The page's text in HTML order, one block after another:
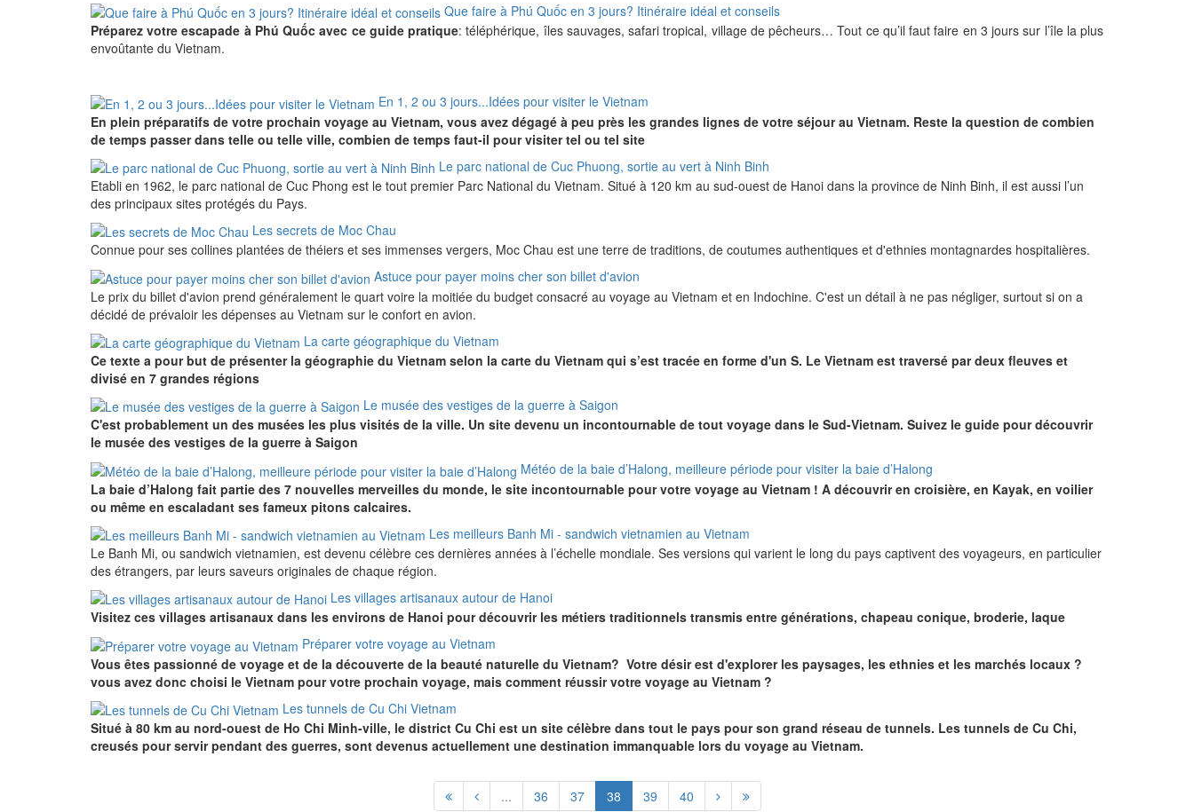
Que faire à Phú Quốc en 3 jours? Itinéraire idéal et conseils
Préparez votre escapade à Phú Quốc avec ce guide pratique: téléphérique, îles sauvages, safari tropical, village de pêcheurs… Tout ce qu’il faut faire en 3 jours sur l’île la plus
envoûtante du Vietnam.
En 1, 2 ou 3 jours...Idées pour visiter le Vietnam
En plein préparatifs de votre prochain voyage au Vietnam, vous avez dégagé à peu près les grandes lignes de votre séjour au Vietnam. Reste la question de combien
de temps passer dans telle ou telle ville, combien de temps faut-il pour visiter tel ou tel site
Le parc national de Cuc Phuong, sortie au vert à Ninh Binh
Etabli en 1962, le parc national de Cuc Phong est le tout premier Parc National du Vietnam. Situé à 120 km au sud-ouest de Hanoi dans la province de Ninh Binh, il est aussi l’un
des principaux sites protégés du Pays.
Les secrets de Moc Chau
Connue pour ses collines plantées de théiers et ses immenses vergers, Moc Chau est une terre de traditions, de coutumes authentiques et d'ethnies montagnardes hospitalières.
Astuce pour payer moins cher son billet d'avion
Le prix du billet d'avion prend généralement le quart voire la moitiée du budget consacré au voyage au Vietnam et en Indochine. C'est un détail à ne pas négliger, surtout si on a
décidé de prévaloir les dépenses au Vietnam sur le confort en avion.
La carte géographique du Vietnam
Ce texte a pour but de présenter la géographie du Vietnam selon la carte du Vietnam qui s’est tracée en forme d'un S. Le Vietnam est traversé par deux fleuves et
divisé en 7 grandes régions
Le musée des vestiges de la guerre à Saigon
C'est probablement un des musées les plus visités de la ville. Un site devenu un incontournable de tout voyage dans le Sud-Vietnam. Suivez le guide pour découvrir
le musée des vestiges de la guerre à Saigon
Météo de la baie d’Halong, meilleure période pour visiter la baie d’Halong
La baie d’Halong fait partie des 7 nouvelles merveilles du monde, le site incontournable pour votre voyage au Vietnam ! A découvrir en croisière, en Kayak, en voilier
ou même en escaladant ses fameux pitons calcaires.
Les meilleurs Banh Mi - sandwich vietnamien au Vietnam
Le Banh Mi, ou sandwich vietnamien, est devenu célèbre ces dernières années à l’échelle mondiale. Ses versions qui varient le long du pays captivent des voyageurs, en particulier
des étrangers, par leurs saveurs originales de chaque région.
Les villages artisanaux autour de Hanoi
Visitez ces villages artisanaux dans les environs de Hanoi pour découvrir les métiers traditionnels transmis entre générations, chapeau conique, broderie, laque
Préparer votre voyage au Vietnam
Vous êtes passionné de voyage et de la découverte de la beauté naturelle du Vietnam? Votre désir est d'explorer les paysages, les ethnies et les marchés locaux ?
vous avez donc choisi le Vietnam pour votre prochain voyage, mais comment réussir votre voyage au Vietnam ?
Les tunnels de Cu Chi Vietnam
Situé à 80 km au nord-ouest de Ho Chi Minh-ville, le district Cu Chi est un site célèbre dans tout le pays pour son grand réseau de tunnels. Les tunnels de Cu Chi,
creusés pour servir pendant des guerres, sont devenus actuellement une destination immanquable lors du voyage au Vietnam.
... 36 37 38 39 40